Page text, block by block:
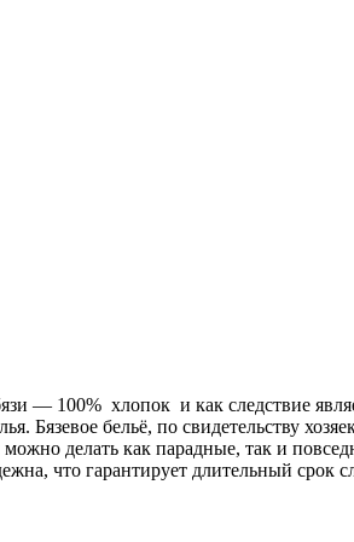
― 100% хлопок и как следствие
Бязевое бельё, по свидетельству
делать как парадные, так и
что гарантирует длительный срок